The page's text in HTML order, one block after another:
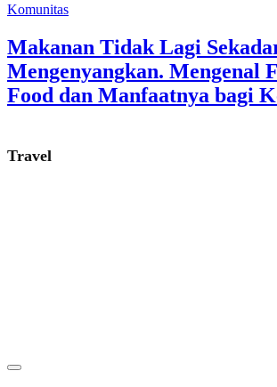
Komunitas
Makanan Tidak Lagi
Mengenyangkan. Mengenal
Food dan Manfaatnya bagi
Travel